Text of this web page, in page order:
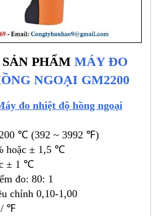
PHẨM MÁY ĐO
NGOẠI GM2200
đo nhiệt độ hồng ngoại
℃ (392 ~ 3992 ℉)
hoặc ± 1,5 ℃
± 1 ℃
đo: 80: 1
chỉnh 0,10-1,00
/ ℉